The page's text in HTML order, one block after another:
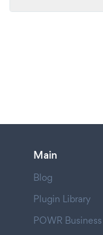
Main
Blog
Plugin Library
POWR Business